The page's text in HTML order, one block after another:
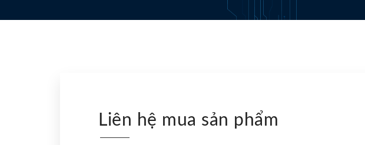
Liên hệ mua sản phẩm